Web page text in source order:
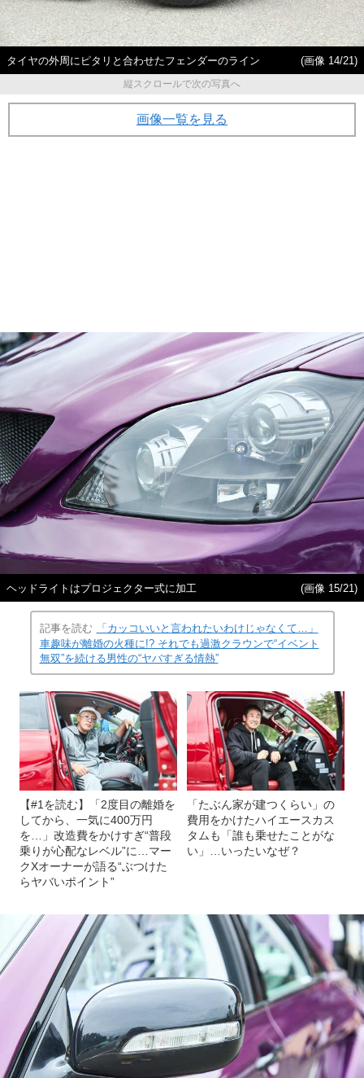
タイヤの外周にピタリと合わせたフェンダーのライン
(画像 14/21)
縦スクロールで次の写真へ
画像一覧を見る
ヘッドライトはプロジェクター式に加工 (画像 15/21)
記事を読む
「カッコいいと言われたいわけじゃなくて…」
車趣味が離婚の火種に!? それでも過激クラウンで“イベント
無双”を続ける男性の“ヤバすぎる情熱”
【#1を読む】「2度目の離婚を
してから、一気に400万円
を…」改造費をかけすぎ“普段
乗りが心配なレベル”に…マー
クXオーナーが語る“ぶつけた
らヤバいポイント”
「たぶん家が建つくらい」の
費用をかけたハイエースカス
タムも「誰も乗せたことがな
い」…いったいなぜ？